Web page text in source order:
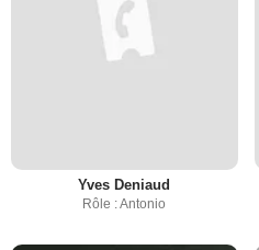
Yves Deniaud
Rôle : Antonio